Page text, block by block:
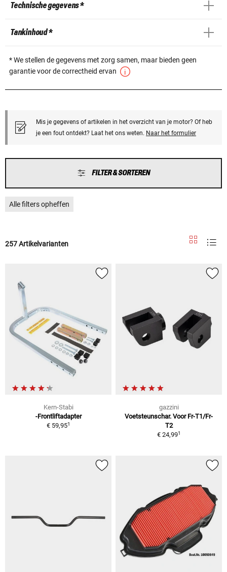
Technische gegevens *
Tankinhoud *
* We stellen de gegevens met zorg samen, maar bieden geen
garantie voor de correctheid ervan
Mis je gegevens of artikelen in het overzicht van je motor? Of heb
je een fout ontdekt? Laat het ons weten. Naar het formulier
FILTER & SORTEREN
Alle filters opheffen
257 Artikelvarianten
Kern-Stabi
-Frontliftadapter
€ 59,951
gazzini
Voetsteunschar. Voor Fr-T1/Fr-
T2
€ 24,991